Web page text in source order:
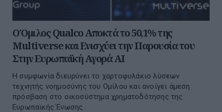
Ο Όμιλος Qualco Αποκτά το 50,1% της
Multiverse και Ενισχύει την Παρουσία του
Στην Ευρωπαϊκή Αγορά ΑΙ
Η συμφωνία διευρύνει το χαρτοφυλάκιο λύσεων
τεχνητής νοημοσύνης του Ομίλου και ανοίγει άμεση
πρόσβαση στο οικοσύστημα χρηματοδότησης της
Ευρωπαϊκής Ένωσης.